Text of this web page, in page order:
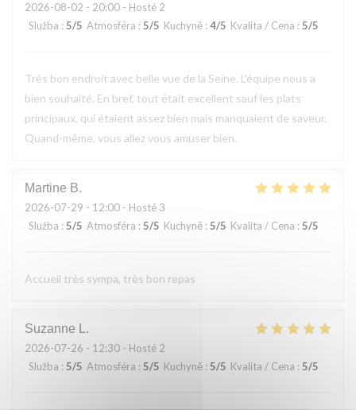
2026-08-02 - 20:00 - Hosté 2
Služba : 5/5 Atmosféra : 5/5 Kuchyně : 4/5 Kvalita / Cena : 5/5
Très bon endroit avec belle vue de la Seine. L'équipe nous a
bien souhaité. En bref, tout était excellent sauf les plats
principaux, qui étaient assez bien mais manquaient de saveur.
Quand-même, vous allez vous amuser bien.
Martine B
2026-07-29 - 12:00 - Hosté 3
Služba : 5/5 Atmosféra :5/5 Kuchyně :5/5 Kvalita / Cena : 5/5
Accueil très sympa, très bon repas
Suzanne L
2026-07-26 - 12:30 - Hosté 2
Služba : 5/5 Atmosféra : 5/5 Kuchyně : 5/5 Kvalita / Cena : 5/5